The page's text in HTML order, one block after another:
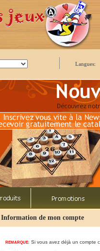
Langues:
Information de mon compte
REMARQUE: Si vous avez déjà un compte